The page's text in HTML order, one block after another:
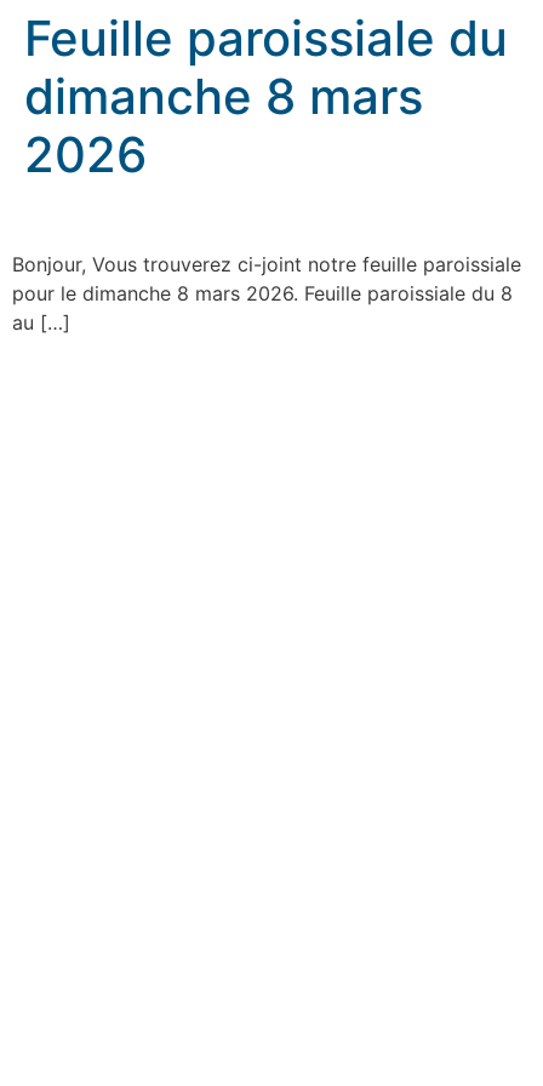
Feuille paroissiale du
dimanche 8 mars
2026
Bonjour, Vous trouverez ci-joint notre feuille paroissiale
pour le dimanche 8 mars 2026. Feuille paroissiale du 8
au […]